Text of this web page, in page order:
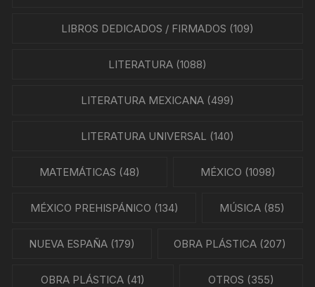
LIBROS DEDICADOS / FIRMADOS (109)
LITERATURA(1088)
LITERATURA MEXICANA(499)
LITERATURA UNIVERSAL (140)
MATEMÁTICAS (48) MÉXICO (1098)
MÉXICO PREHISPÁNICO (134) MÚSICA (85)
NUEVA ESPAÑA(179) OBRA PLÁSTICA (207)
OBRA PLÁSTICA (41) OTROS (355)